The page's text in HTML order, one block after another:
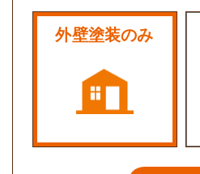
外壁塗装のみ